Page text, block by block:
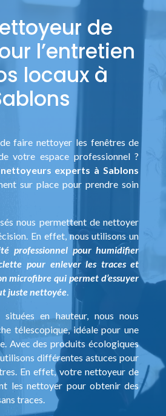
de
l’entretien
locaux à
faire nettoyer les fenêtres de
votre espace professionnel ?
experts à Sablons
sur place pour prendre soin
nous permettent de nettoyer
En effet, nous utilisons un
professionnel pour humidifier
pour enlever les traces et
microfibre qui permet d’essuyer
juste nettoyée.
en hauteur, nous nous
télescopique, idéale pour une
Avec des produits écologiques
différentes astuces pour
En effet, votre nettoyeur de
les nettoyer pour obtenir des
traces.